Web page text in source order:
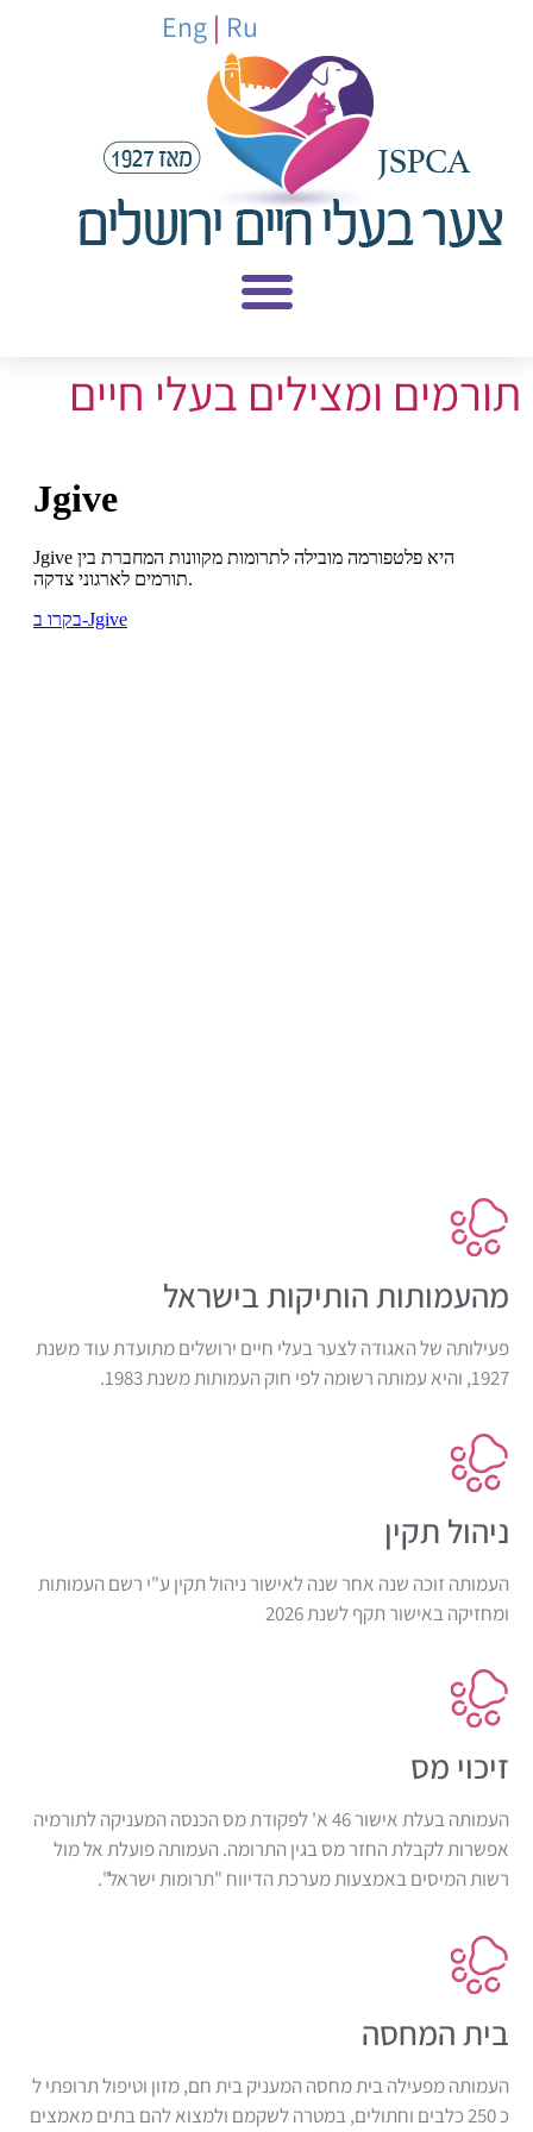
Eng| Ru
תורמים ומצילים בעלי חיים
מהעמותות הותיקות בישראל
פעילותה של האגודה לצער בעלי חיים ירושלים מתועדת עוד משנת
1927, והיא עמותה רשומה לפי חוק העמותות משנת 1983.
ניהול תקין
העמותה זוכה שנה אחר שנה לאישור ניהול תקין ע"י רשם העמותות
ומחזיקה באישור תקף לשנת 2026
זיכוי מס
העמותה בעלת אישור 46 א' לפקודת מס הכנסה המעניקה לתורמיה
אפשרות לקבלת החזר מס בגין התרומה. העמותה פועלת אל מול
רשות המיסים באמצעות מערכת הדיווח "תרומות ישראל".
⁠בית המחסה
העמותה מפעילה בית מחסה המעניק בית חם, מזון וטיפול תרופתי ל
כ 250 כלבים וחתולים, במטרה לשקמם ולמצוא להם בתים מאמצים